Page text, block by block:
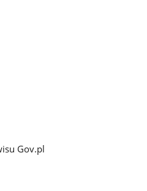
Gov.pl